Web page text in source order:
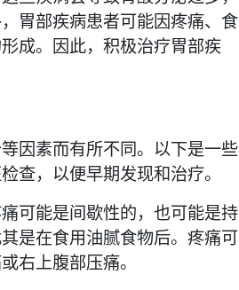
胃部疾病患者可能因疼痛、食
成。因此，积极治疗胃部疾
因素而有所不同。以下是一些
查，以便早期发现和治疗。
可能是间歇性的，也可能是持
是在食用油腻食物后。疼痛可
右上腹部压痛。